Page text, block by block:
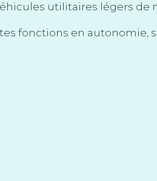
utilitaires légers de
fonctions en autonomie,